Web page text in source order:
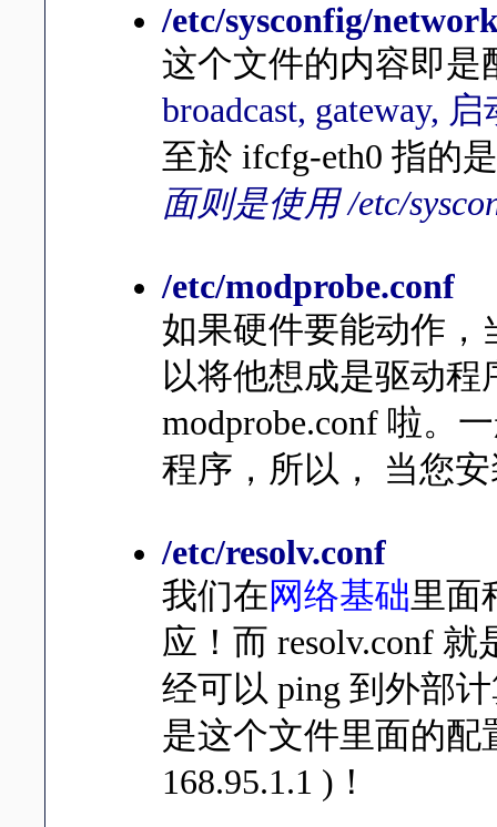
/etc/sysconfig/
这个文件的内容即是
broadcast, gateway,
至於 ifcfg-eth0 指的
面则是使用 /etc/
/etc/modprobe.conf
如果硬件要能动作，
以将他想成是驱动
modprobe.conf 啦。
程序，所以， 当您
/etc/resolv.conf
我们在网络基础里面
应！而 resolv.conf
经可以 ping 到外部
是这个文件里面的配
168.95.1.1 )！